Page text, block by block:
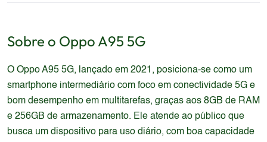
Sobre o Oppo A95 5G
O Oppo A95 5G, lançado em 2021, posiciona-se como um
smartphone intermediário com foco em conectividade 5G e
bom desempenho em multitarefas, graças aos 8GB de RAM
e 256GB de armazenamento. Ele atende ao público que
busca um dispositivo para uso diário, com boa capacidade